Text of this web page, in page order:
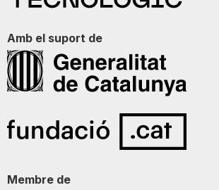
Amb el suport de
Membre de